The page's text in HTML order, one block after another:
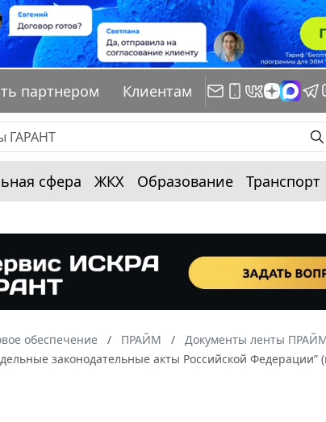
партнером Клиентам
сфера ЖКХ Образование Транспорт
обеспечение ПРАЙМ Документы ленты
законодательные акты Российской Федерации”